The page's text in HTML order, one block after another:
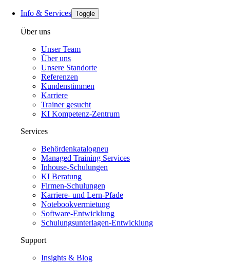
Info & Services Toggle
Über uns
Unser Team
Über uns
Unsere Standorte
Referenzen
Kundenstimmen
Karriere
Trainer gesucht
KI Kompetenz-Zentrum
Services
Behördenkatalogneu
Managed Training Services
Inhouse-Schulungen
KI Beratung
Firmen-Schulungen
Karriere- und Lern-Pfade
Notebookvermietung
Software-Entwicklung
Schulungsunterlagen-Entwicklung
Support
Insights & Blog